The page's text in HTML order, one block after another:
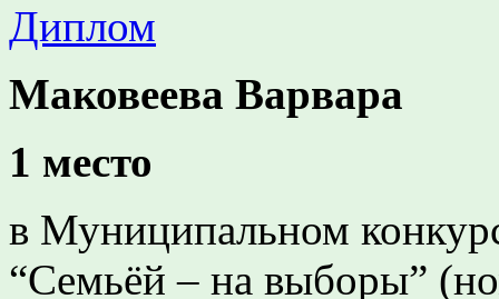
Диплом
Маковеева Варвара
1 место
в Муниципальном
“Семьёй – на выборы”